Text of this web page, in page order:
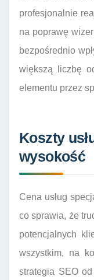
profesjonalnie
na poprawę
bezpośrednio
większą liczbę
elementu przez
Koszty
wysokość
Cena usług
co sprawia, że
potencjalnych
wszystkim, na
strategia SEO